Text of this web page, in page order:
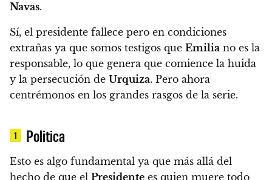
Navas.
Sí, el presidente fallece pero en condiciones
extrañas ya que somos testigos que Emilia no es la
responsable, lo que genera que comience la huida
y la persecución de Urquiza. Pero ahora
centrémonos en los grandes rasgos de la serie.
1 Politica
Esto es algo fundamental ya que más allá del
hecho de que el Presidente es quien muere todo